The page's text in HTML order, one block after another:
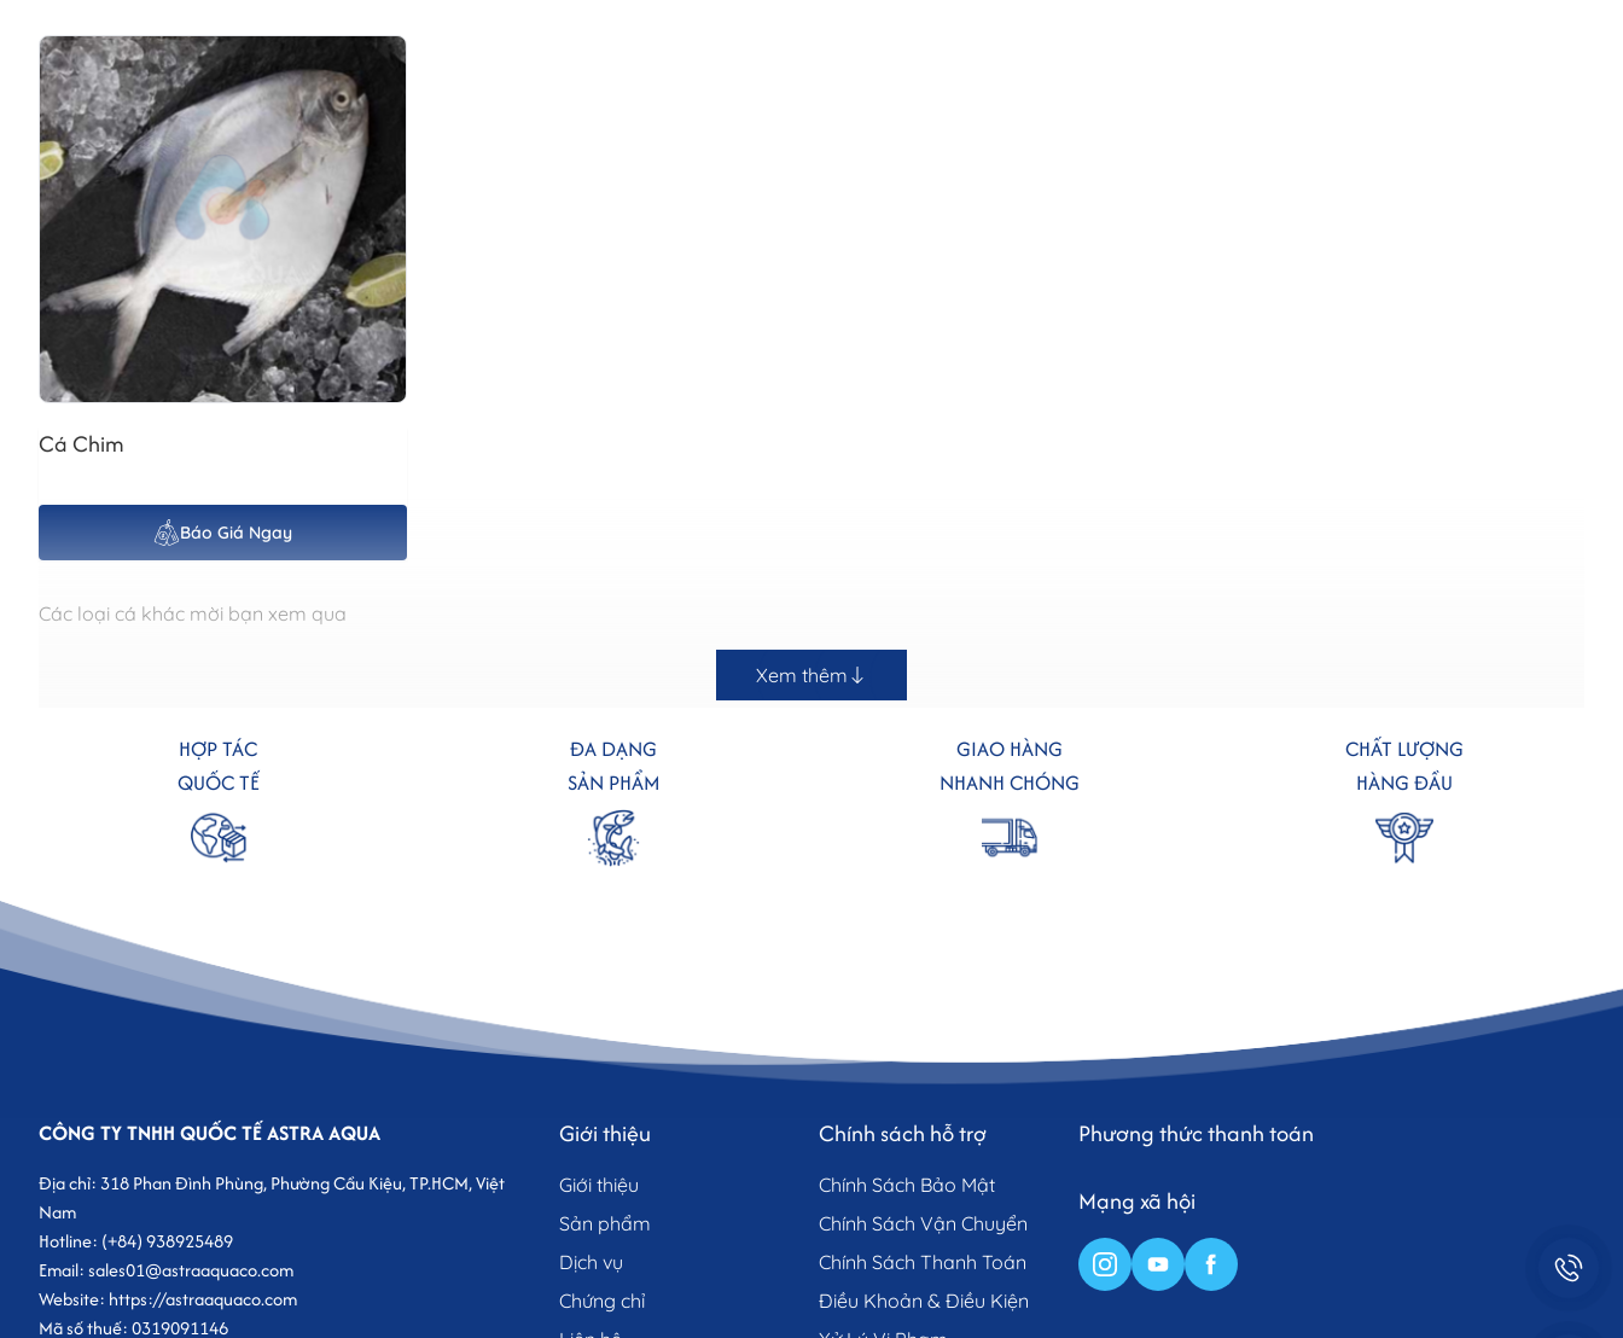
Cá Chim
Báo Giá Ngay
Các loại cá khác mời bạn xem qua
Xem thêm
HỢP TÁC
QUỐC TẾ
ĐA DẠNG
SẢN PHẨM
GIAO HÀNG
NHANH CHÓNG
CHẤT LƯỢNG
HÀNG ĐẦU
CÔNG TY TNHH QUỐC TẾ ASTRA AQUA
Địa chỉ: 318 Phan Đình Phùng, Phường Cầu Kiệu, TP.HCM, Việt
Nam
Hotline: (+84) 938925489
Email: sales01@astraaquaco.com
Website: https://astraaquaco.com
Mã số thuế: 0319091146
Giới thiệu
Giới thiệu
Sản phẩm
Dịch vụ
Chứng chỉ
Chính sách hỗ trợ
Chính Sách Bảo Mật
Chính Sách Vận Chuyển
Chính Sách Thanh Toán
Điều Khoản & Điều Kiện
Phương thức thanh toán
Mạng xã hội